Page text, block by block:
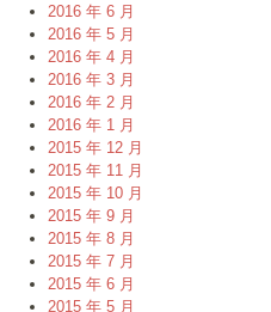
2016 年 6 月
2016 年 5 月
2016 年 4 月
2016 年 3 月
2016 年 2 月
2016 年 1 月
2015 年 12 月
2015 年 11 月
2015 年 10 月
2015 年 9 月
2015 年 8 月
2015 年 7 月
2015 年 6 月
2015 年 5 月